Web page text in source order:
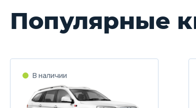
Популярные